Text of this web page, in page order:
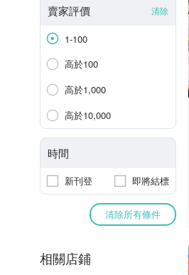
賣家評價 清除
1-100
高於100
高於1,000
高於10,000
時間
新刊登 即將結標
清除所有條件
相關店鋪